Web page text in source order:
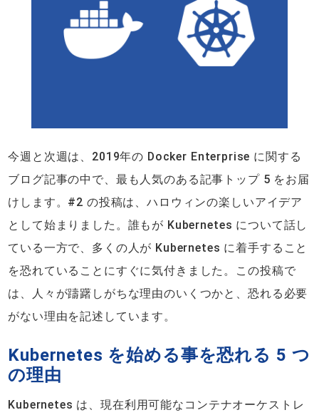
今週と次週は、2019年の Docker Enterprise に関する
ブログ記事の中で、最も人気のある記事トップ 5 をお届
けします。#2 の投稿は、ハロウィンの楽しいアイデア
として始まりました。誰もが Kubernetes について話し
ている一方で、多くの人が Kubernetes に着手すること
を恐れていることにすぐに気付きました。この投稿で
は、人々が躊躇しがちな理由のいくつかと、恐れる必要
がない理由を記述しています。
Kubernetes を始める事を恐れる 5 つ
の理由
Kubernetes は、現在利用可能なコンテナオーケストレ